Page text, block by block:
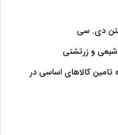
دی. سی
شیعی و زرتشتی
تامین کالاهای اساسی در